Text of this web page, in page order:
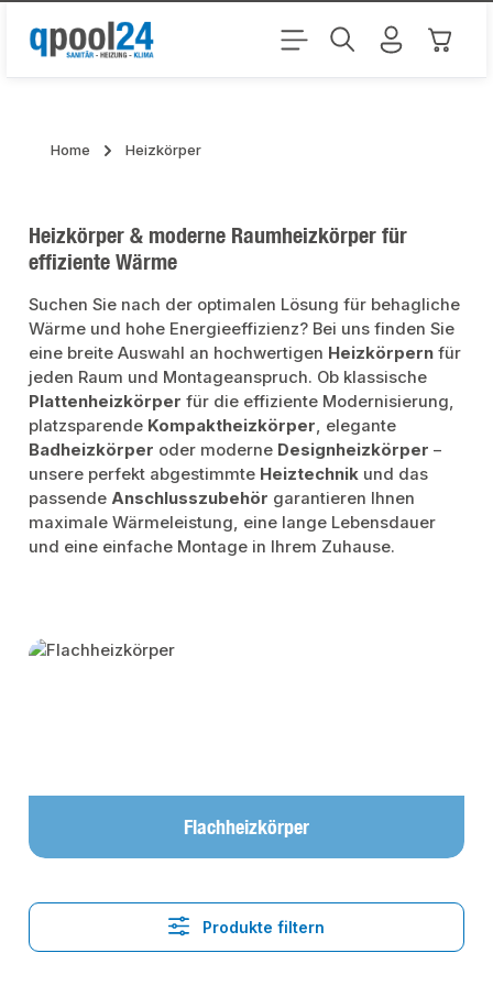
Zum Hauptinhalt springen
Home Heizkörper
Heizkörper & moderne Raumheizkörper für
effiziente Wärme
Suchen Sie nach der optimalen Lösung für behagliche
Wärme und hohe Energieeffizienz? Bei uns finden Sie
eine breite Auswahl an hochwertigen Heizkörpern für
jeden Raum und Montageanspruch. Ob klassische
Plattenheizkörper für die effiziente Modernisierung,
platzsparende Kompaktheizkörper, elegante
Badheizkörper oder moderne Designheizkörper –
unsere perfekt abgestimmte Heiztechnik und das
passende Anschlusszubehör garantieren Ihnen
maximale Wärmeleistung, eine lange Lebensdauer
und eine einfache Montage in Ihrem Zuhause.
Kategoriegalerie überspringen
Flachheizkörper
Produkte filtern